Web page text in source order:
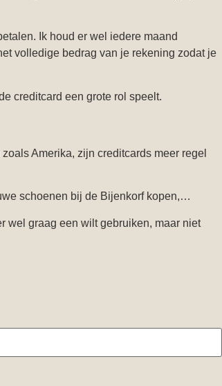
Ik houd er wel iedere maand
volledige bedrag van je rekening zodat je
creditcard een grote rol speelt.
Amerika, zijn creditcards meer regel
schoenen bij de Bijenkorf kopen,…
wel graag een wilt gebruiken, maar niet